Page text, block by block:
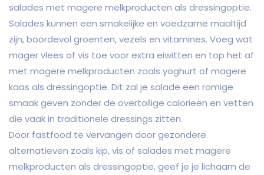
salades met magere melkproducten als dressingoptie.
Salades kunnen een smakelijke en voedzame maaltijd
zijn, boordevol groenten, vezels en vitamines. Voeg wat
mager vlees of vis toe voor extra eiwitten en top het af
met magere melkproducten zoals yoghurt of magere
kaas als dressingoptie. Dit zal je salade een romige
smaak geven zonder de overtollige calorieën en vetten
die vaak in traditionele dressings zitten.
Door fastfood te vervangen door gezondere
alternatieven zoals kip, vis of salades met magere
melkproducten als dressingoptie, geef je je lichaam de